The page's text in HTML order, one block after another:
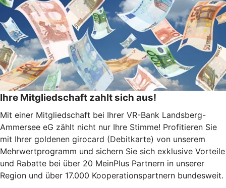
Ihre Mitgliedschaft zahlt sich aus!
Mit einer Mitgliedschaft bei Ihrer VR-Bank Landsberg-
Ammersee eG zählt nicht nur Ihre Stimme! Profitieren Sie
mit Ihrer goldenen girocard (Debitkarte) von unserem
Mehrwertprogramm und sichern Sie sich exklusive Vorteile
und Rabatte bei über 20 MeinPlus Partnern in unserer
Region und über 17.000 Kooperationspartnern bundesweit.